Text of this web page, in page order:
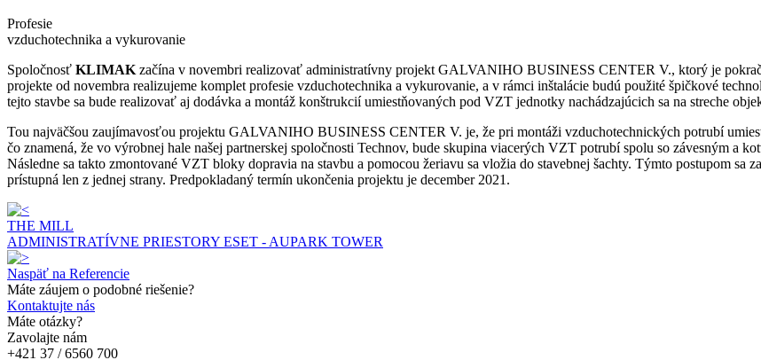
Profesie
vzduchotechnika a vykurovanie
Spoločnosť KLIMAK začína v novembri realizovať administratívny projekt GALVANIHO BUSINESS CENTER V., ktorý je
projekte od novembra realizujeme komplet profesie vzduchotechnika a vykurovanie, a v rámci inštalácie budú použité špičkové
tejto stavbe sa bude realizovať aj dodávka a montáž konštrukcií umiestňovaných pod VZT jednotky nachádzajúcich sa na streche
Tou najväčšou zaujímavosťou projektu GALVANIHO BUSINESS CENTER V. je, že pri montáži vzduchotechnických potrubí
čo znamená, že vo výrobnej hale našej partnerskej spoločnosti Technov, bude skupina viacerých VZT potrubí spolu so závesným a
Následne sa takto zmontované VZT bloky dopravia na stavbu a pomocou žeriavu sa vložia do stavebnej šachty. Týmto postupom sa
prístupná len z jednej strany. Predpokladaný termín ukončenia projektu je december 2021.
THE MILL
ADMINISTRATÍVNE PRIESTORY ESET - AUPARK TOWER
Naspäť na Referencie
Máte záujem o podobné riešenie?
Kontaktujte nás
Máte otázky?
Zavolajte nám
+421 37 / 6560 700